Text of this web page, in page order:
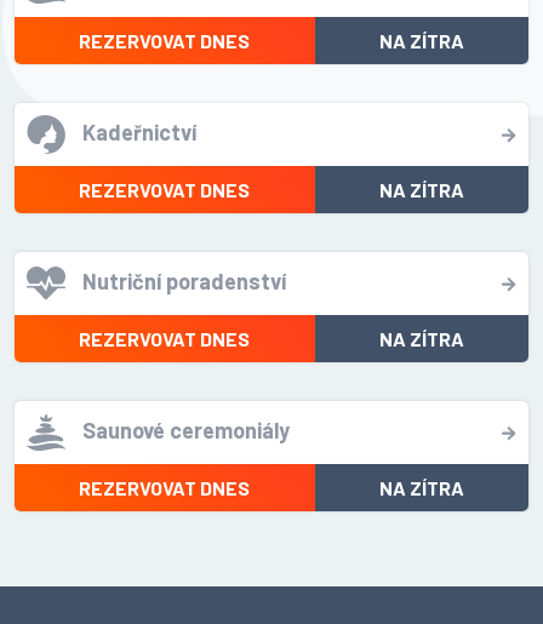
REZERVOVAT DNES NA ZÍTRA
Kadeřnictví
REZERVOVAT DNES NA ZÍTRA
Nutriční poradenství
REZERVOVAT DNES NA ZÍTRA
Saunové ceremoniály
REZERVOVAT DNES NA ZÍTRA